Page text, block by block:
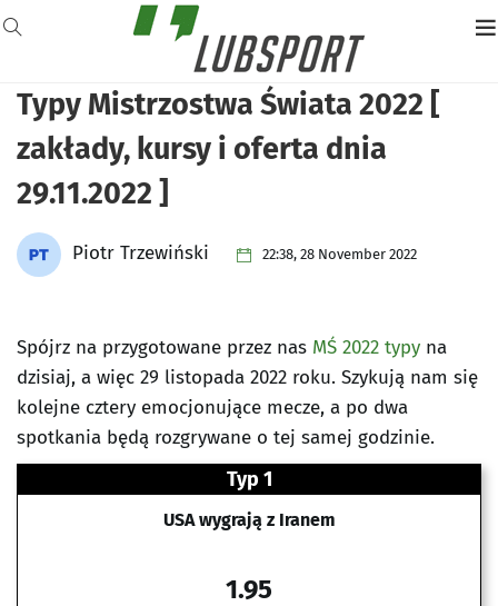
Typy Mistrzostwa Świata 2022 [
zakłady, kursy i oferta dnia
29.11.2022 ]
Piotr Trzewiński 22:38, 28 November 2022
Spójrz na przygotowane przez nas MŚ 2022 typy na
dzisiaj, a więc 29 listopada 2022 roku. Szykują nam się
kolejne cztery emocjonujące mecze, a po dwa
spotkania będą rozgrywane o tej samej godzinie.
Typ 1
USA wygrają z Iranem
1.95